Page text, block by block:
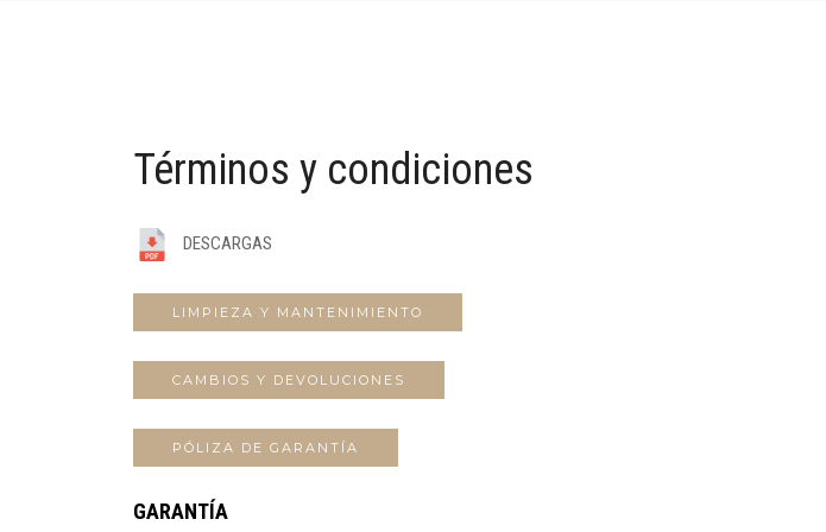
Términos y condiciones
DESCARGAS
LIMPIEZA Y MANTENIMIENTO
CAMBIOS Y DEVOLUCIONES
PÓLIZA DE GARANTÍA
GARANTÍA